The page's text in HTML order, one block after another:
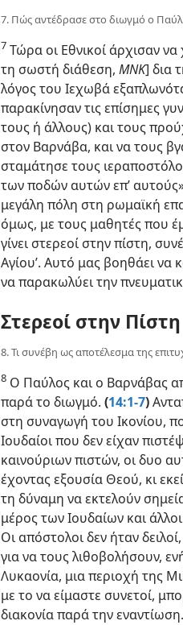
7. Πώς αντέδρασε στο διωγμό ο
7 Τώρα οι Εθνικοί άρχισαν να
τη σωστή διάθεση, ΜΝΚ] δια
λόγος του Ιεχωβά
παρακίνησαν τις επίσημες
τους ή άλλους) και τους
στον Βαρνάβα, και να τους
σταμάτησε τους
των ποδών αυτών επ’
μεγάλη πόλη στη ρωμαϊκή
όμως, με τους μαθητές που
γίνει στερεοί στην πίστη,
Αγίου’. Αυτό μας βοηθάει να
να παρακωλύει την
Στερεοί στην
8. Τι συνέβη ως αποτέλεσμα της
8 Ο Παύλος και ο Βαρνάβας
παρά το διωγμό. (14:1-7)
στη συναγωγή του Ικονίου,
Ιουδαίοι που δεν είχαν
καινούριων πιστών, οι δυο
έχοντας εξουσία Θεού, κι
τη δύναμη να εκτελούν
μέρος των Ιουδαίων και
Οι απόστολοι δεν ήταν
για να τους λιθοβολήσουν,
Λυκαονία, μια περιοχή της
με το να είμαστε συνετοί,
διακονία παρά την